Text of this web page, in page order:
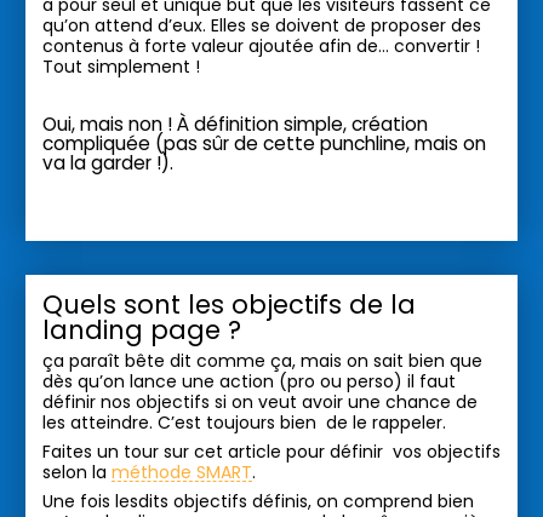
qu’on attend d’eux. Elles se doivent de proposer des
contenus à forte valeur ajoutée afin de… convertir !
Tout simplement !
Oui, mais non ! À définition simple, création
compliquée (pas sûr de cette punchline, mais on
va la garder !).
Quels sont les objectifs de la
landing page ?
ça paraît bête dit comme ça, mais on sait bien que
dès qu’on lance une action (pro ou perso) il faut
définir nos objectifs si on veut avoir une chance de
les atteindre. C’est toujours bien de le rappeler.
Faites un tour sur cet article pour définir vos objectifs
selon la méthode SMART.
Une fois lesdits objectifs définis, on comprend bien